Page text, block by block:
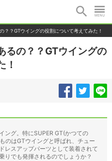
？？GTウイングの役割について考えてみた！
るの？？GTウイングの
！
ング。特にSUPER GT(かつての
のはGTウイングと呼ばれ、チュー
レスアップパーツとして装着されて
りでも発揮されるのでしょうか？